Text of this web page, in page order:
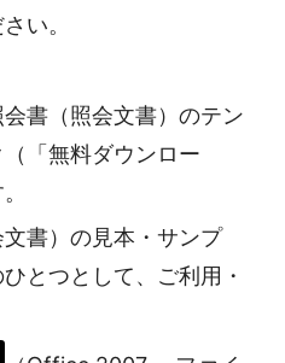
い。
書（照会文書）のテン
「無料ダウンロー
書）の見本・サンプ
とつとして、ご利用・